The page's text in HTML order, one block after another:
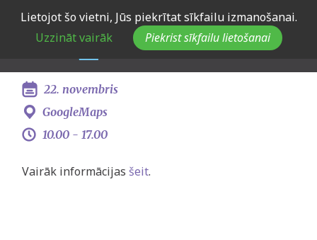
Lietojot šo vietni, Jūs piekrītat sīkfailu izmanošanai.
Uzzināt vairāk
Piekrist sīkfailu lietošanai
Dalība Daugavpils jauniešu
forumā
GoogleMaps
22. novembris
10.00 - 17.00
Vairāk informācijas šeit.